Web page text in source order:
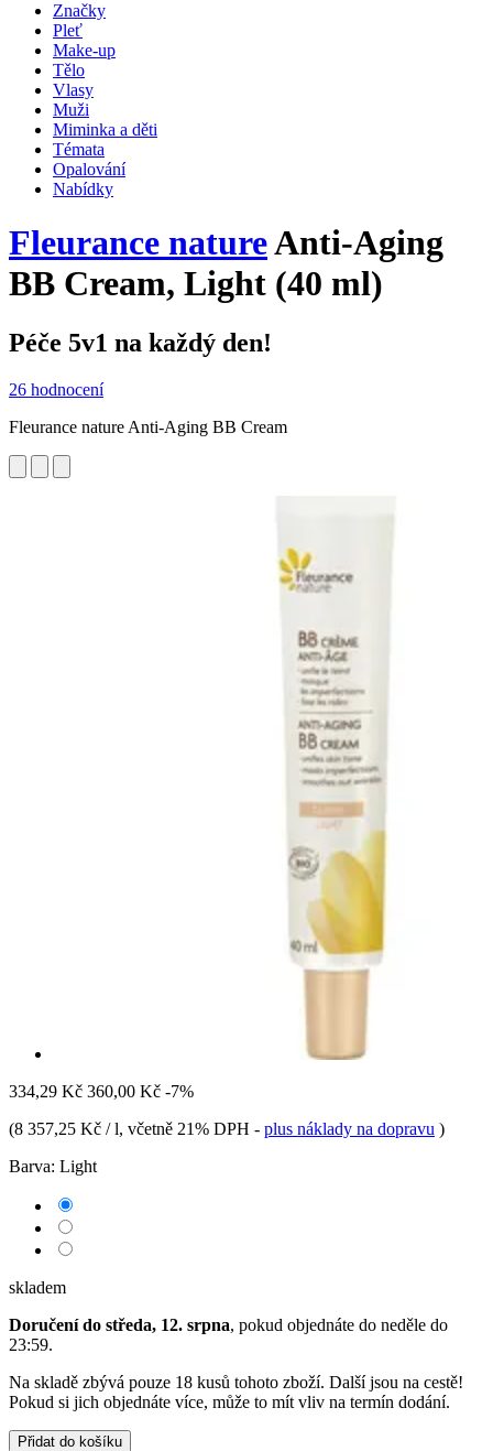
Značky
Pleť
Make-up
Tělo
Vlasy
Muži
Miminka a děti
Témata
Opalování
Nabídky
Fleurance natureAnti-Aging
BB Cream, Light (40 ml)
Péče 5v1 na každý den!
26 hodnocení
Fleurance nature Anti-Aging BB Cream
334,29 Kč 360,00 Kč -7%
(8 357,25 Kč / l, včetně 21% DPH - plus náklady na dopravu )
Barva: Light
skladem
Doručení do středa, 12. srpna, pokud objednáte do neděle do
23:59.
Na skladě zbývá pouze 18 kusů tohoto zboží. Další jsou na cestě!
Pokud si jich objednáte více, může to mít vliv na termín dodání.
Přidat do košíku